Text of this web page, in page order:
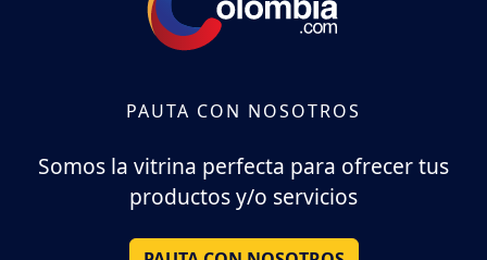
PAUTA CON NOSOTROS
Somos la vitrina perfecta para ofrecer tus
productos y/o servicios